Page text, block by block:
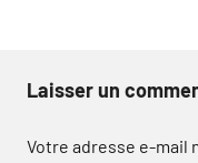
Laisser un
Votre adresse e-mail